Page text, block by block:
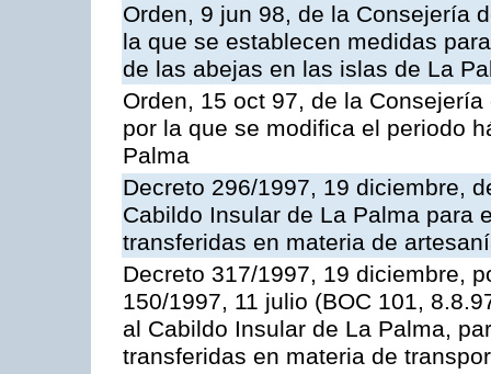
Orden, 9 jun 98, de la Consejería
la que se establecen medidas
de las abejas en las islas de La
Orden, 15 oct 97, de la
por la que se modifica el periodo
Palma
Decreto 296/1997, 19 diciembre,
Cabildo Insular de La Palma para
transferidas en materia de
Decreto 317/1997, 19 diciembre,
150/1997, 11 julio (BOC 101,
al Cabildo Insular de La Palma,
transferidas en materia de